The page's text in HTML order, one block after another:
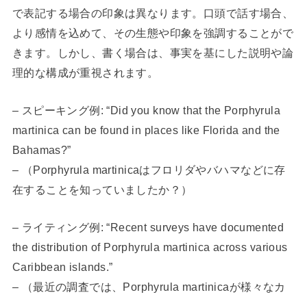
で表記する場合の印象は異なります。口頭で話す場合、
より感情を込めて、その生態や印象を強調することがで
きます。しかし、書く場合は、事実を基にした説明や論
理的な構成が重視されます。
– スピーキング例: “Did you know that the Porphyrula
martinica can be found in places like Florida and the
Bahamas?”
– （Porphyrula martinicaはフロリダやバハマなどに存
在することを知っていましたか？）
– ライティング例: “Recent surveys have documented
the distribution of Porphyrula martinica across various
Caribbean islands.”
– （最近の調査では、Porphyrula martinicaが様々なカ